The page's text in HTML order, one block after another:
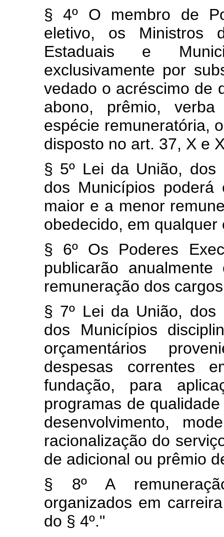
§ 4º O membro de
eletivo, os Ministros
Estaduais e
exclusivamente por
vedado o acréscimo de
abono, prêmio,
espécie remuneratória,
disposto no art. 37, X e
§ 5º Lei da União, dos
dos Municípios
maior e a menor
obedecido, em
§ 6º Os Poderes
publicarão
remuneração dos
§ 7º Lei da União, dos
dos Municípios
orçamentários
despesas correntes
fundação, para
programas de
desenvolvimento,
racionalização do
de adicional ou prêmio
§ 8º A
organizados em
do § 4º."